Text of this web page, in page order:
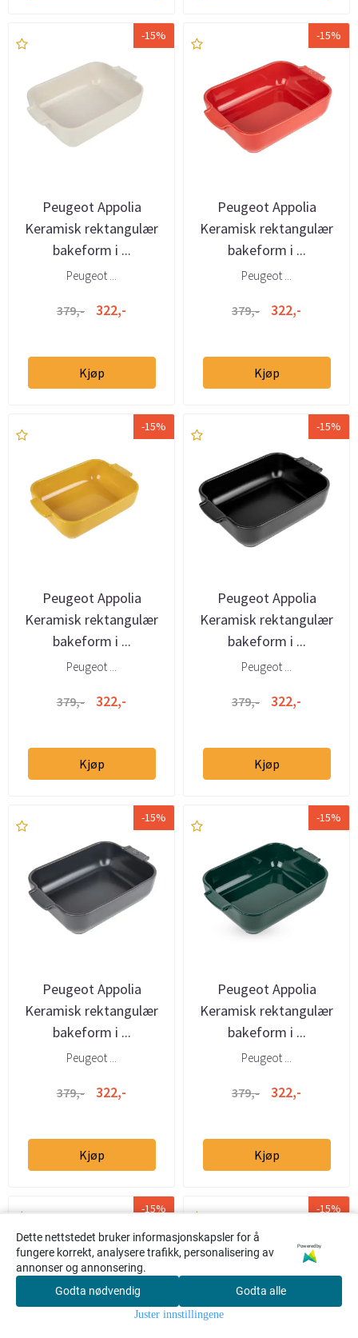
Søk
-15%
Peugeot Appolia
Keramisk rektangulær
bakeform i ...
Peugeot ...
379,- 322,-
Kjøp
-15%
Peugeot Appolia
Keramisk rektangulær
bakeform i ...
Peugeot ...
379,- 322,-
Kjøp
-15%
Peugeot Appolia
Keramisk rektangulær
bakeform i ...
Peugeot ...
379,- 322,-
Kjøp
-15%
Peugeot Appolia
Keramisk rektangulær
bakeform i ...
Peugeot ...
379,- 322,-
Kjøp
-15%
Peugeot Appolia
Keramisk rektangulær
bakeform i ...
Peugeot ...
379,- 322,-
Kjøp
-15%
Peugeot Appolia
Keramisk rektangulær
bakeform i ...
Peugeot ...
379,- 322,-
Kjøp
-15% -15%
Dette nettstedet bruker informasjonskapsler for å
fungere korrekt, analysere trafikk, personalisering av
annonser og annonsering.
Powered by
Godta nødvendig Godta alle
Juster innstillingene